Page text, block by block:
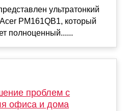
ультратонкий
PM161QB1, который
полноценный......
проблем с
офиса и дома